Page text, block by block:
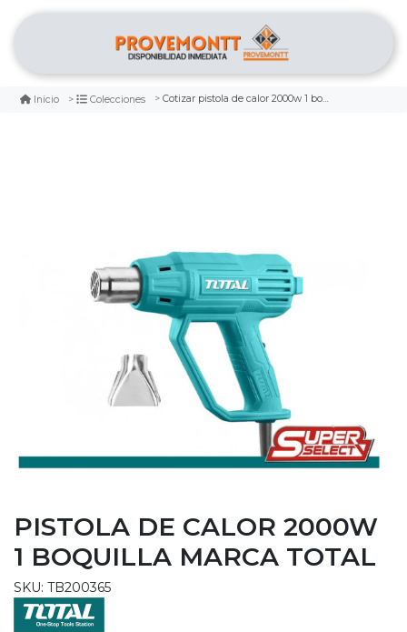
Inicio Colecciones Cotizar pistola de calor 2000w 1 boquilla marca total
PISTOLA DE CALOR 2000W
1 BOQUILLA MARCA TOTAL
SKU: TB200365